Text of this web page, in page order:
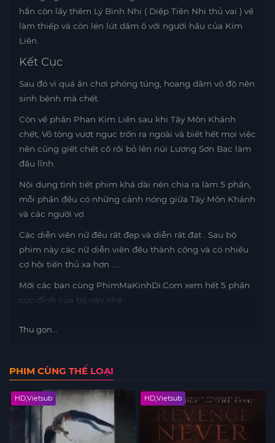
hắn còn lấy thêm Lý Bình Nhi ( Diệp Tiên Nhi thủ vai ) về
làm thiếp và còn lén lút dâm ô với người hầu của Kim
Liên.
Kết Cục
Sau đó vì quá ăn chơi phóng túng, hoang dâm vô độ nên
sinh bệnh mà chết.
Còn về phần Phan Kim Liên sau khi Tây Môn Khánh
chết, Võ tòng vượt ngục trốn ra ngoài và biết hết mọi việc
nên cũng giết chết cô rồi bỏ lên núi Lương Sơn Bạc làm
đầu lĩnh.
Nội dung tình tiết phim khá dài nên chia ra làm 5 phần,
mỗi phần đều có những cảnh nóng giữa Tây Môn Khánh
và các người vợ.
Các diễn viên nữ đều rất đẹp và diễn rất đạt . Sau bộ
phim này các nữ diễn viên đều thành công và có nhiều
cơ hội tiến thủ xa hơn ….
Mời các bạn cùng PhimMaKinhDi.Com xem hết 5 phần
cực đỉnh của bộ này nhé .
Thu gọn...
PHIM CÙNG THỂ LOẠI
HD,Vietsub HD,Vietsub